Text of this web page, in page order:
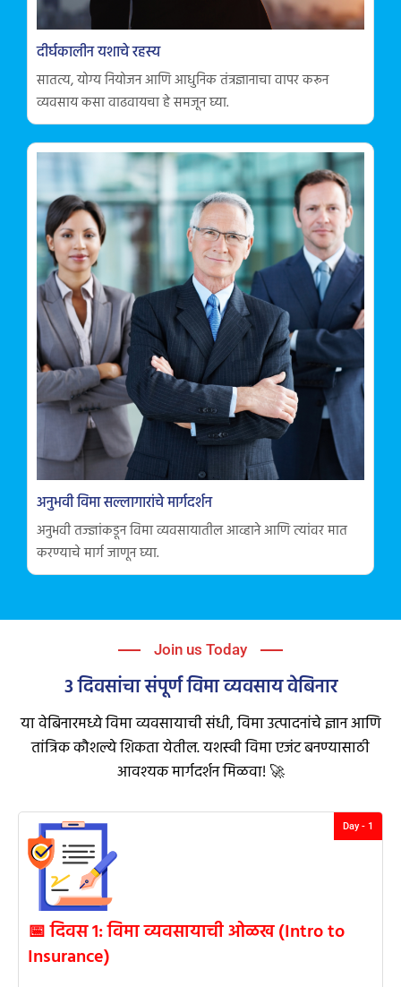
दीर्घकालीन यशाचे रहस्य
सातत्य, योग्य नियोजन आणि आधुनिक तंत्रज्ञानाचा वापर करून
व्यवसाय कसा वाढवायचा हे समजून घ्या.
अनुभवी विमा सल्लागारांचे मार्गदर्शन
अनुभवी तज्ज्ञांकडून विमा व्यवसायातील आव्हाने आणि त्यांवर मात
करण्याचे मार्ग जाणून घ्या.
Join us Today
3 दिवसांचा संपूर्ण विमा व्यवसाय वेबिनार
या वेबिनारमध्ये विमा व्यवसायाची संधी, विमा उत्पादनांचे ज्ञान आणि
तांत्रिक कौशल्ये शिकता येतील. यशस्वी विमा एजंट बनण्यासाठी
आवश्यक मार्गदर्शन मिळवा! 🚀
📅 दिवस 1: विमा व्यवसायाची ओळख (Intro to
Insurance)
Day - 1